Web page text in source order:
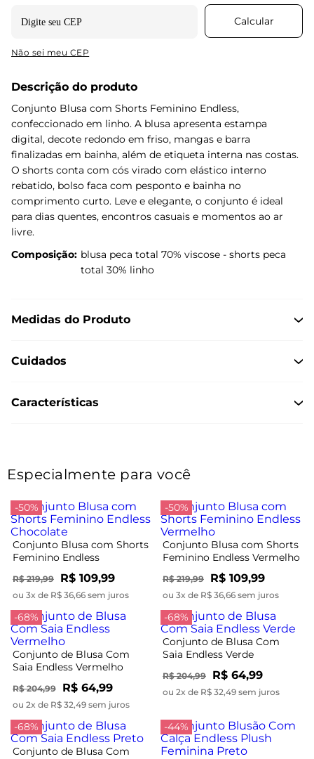
Não sei meu CEP
Descrição do produto
Conjunto Blusa com Shorts Feminino Endless,
confeccionado em linho. A blusa apresenta estampa
digital, decote redondo em friso, mangas e barra
finalizadas em bainha, além de etiqueta interna nas costas.
O shorts conta com cós virado com elástico interno
rebatido, bolso faca com pesponto e bainha no
comprimento curto. Leve e elegante, o conjunto é ideal
para dias quentes, encontros casuais e momentos ao ar
livre.
Composição: blusa peca total 70% viscose - shorts peca
total 30% linho
Medidas do Produto
Cuidados
Características
Especialmente para você
-50%
Conjunto Blusa com Shorts
Feminino Endless
R$ 219,99 R$ 109,99
ou 3x de R$ 36,66 sem juros
-50%
Conjunto Blusa com Shorts
Feminino Endless Vermelho
R$ 219,99 R$ 109,99
ou 3x de R$ 36,66 sem juros
-68%
Conjunto de Blusa Com
Saia Endless Vermelho
R$ 204,99 R$ 64,99
ou 2x de R$ 32,49 sem juros
-68%
Conjunto de Blusa Com
Saia Endless Verde
R$ 204,99 R$ 64,99
ou 2x de R$ 32,49 sem juros
-68%
Conjunto de Blusa Com
-44%